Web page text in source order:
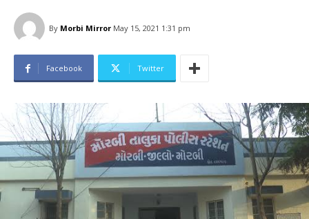
By Morbi Mirror May 15, 2021 1:31 pm
Facebook Twitter